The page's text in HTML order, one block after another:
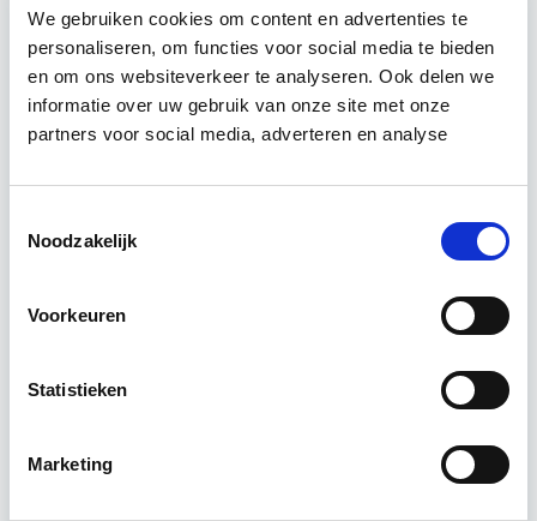
We gebruiken cookies om content en advertenties te
personaliseren, om functies voor social media te bieden
en om ons websiteverkeer te analyseren. Ook delen we
informatie over uw gebruik van onze site met onze
partners voor social media, adverteren en analyse
Noodzakelijk
Voorkeuren
Statistieken
Marketing
Relevant bij dit artikel
Vastgoedmanagement
strategisch en tactisch niveau jouw
vastgoedportefeuille optimaal te exploiteren.
Utrecht en/of Online